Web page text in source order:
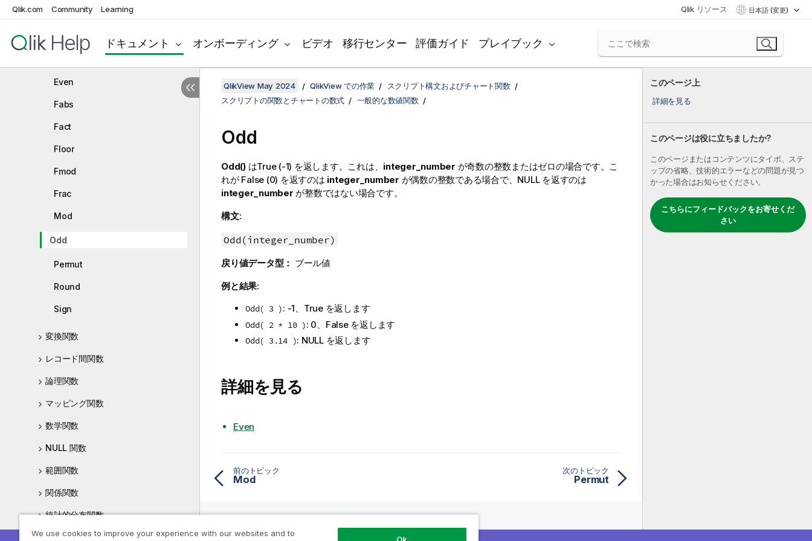
Qlik.com Community Learning Qlik リソース 日本語 (変更)
ドキュメント オンボーディング ビデオ 移行センター 評価ガイド プレイブック
Ceil
Combin
Even
Fabs
Fact
Floor
Fmod
Frac
Mod
Odd
Permut
Round
Sign
変換関数
レコード間関数
論理関数
マッピング関数
数学関数
NULL 関数
範囲関数
関係関数
統計的分布関数
文字列関数
このページ上
詳細を見る
このページは役に立ちましたか?
このページまたはコンテンツにタイポ、ステ
ップの省略、技術的エラーなどの問題が見つ
かった場合はお知らせください。
こちらにフィードバックをお寄せくだ
さい
QlikView May 2024 QlikView での作業
スクリプト構文およびチャート関数
スクリプトの関数とチャートの数式
一般的な数値関数
Odd
Odd()はTrue(-1) を返します。これは、 integer_number が奇数の整数またはゼロの場合です。こ
れが False (0) を返すのは integer_number が偶数の整数である場合で、 NULLを返すのは
integer_number が整数ではない場合です。
構文:
Odd(integer_number)
戻り値データ型： ブール値
例と結果:
Odd( 3 ): -1、 Trueを返します
Odd( 2 * 10 ): 0、 Falseを返します
Odd( 3.14 ): NULLを返します
詳細を見る
Even
前のトピック
Mod
次のトピック
Permut
We use cookies to improve your experience with our websites and to